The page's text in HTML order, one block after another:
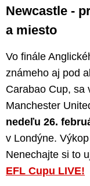
Newcastle -
a miesto
Vo finále
známeho aj pod
Carabao Cup, sa
Manchester
nedeľu 26.
v Londýne.
Nenechajte si to
EFL Cupu LIVE!